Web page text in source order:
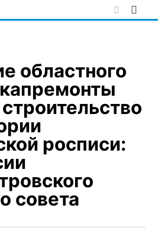
областного
росписи:
совета